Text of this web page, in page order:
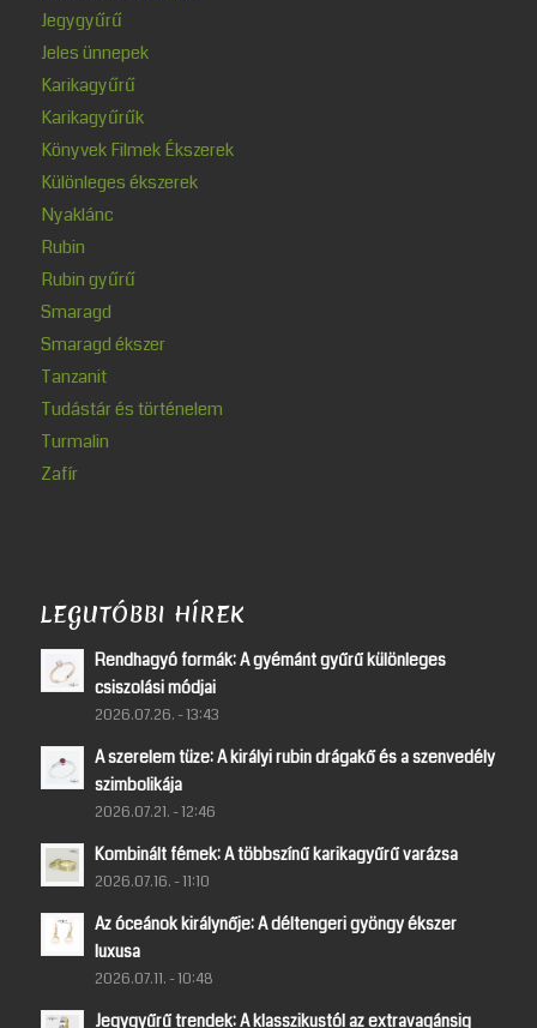
Jegygyűrű
Jeles ünnepek
Karikagyűrű
Karikagyűrűk
Könyvek Filmek Ékszerek
Különleges ékszerek
Nyaklánc
Rubin
Rubin gyűrű
Smaragd
Smaragd ékszer
Tanzanit
Tudástár és történelem
Turmalin
Zafír
LEGUTÓBBI HÍREK
Rendhagyó formák: A gyémánt gyűrű különleges
csiszolási módjai
2026.07.26. - 13:43
A szerelem tüze: A királyi rubin drágakő és a szenvedély
szimbolikája
2026.07.21. - 12:46
Kombinált fémek: A többszínű karikagyűrű varázsa
2026.07.16. - 11:10
Az óceánok királynője: A déltengeri gyöngy ékszer
luxusa
2026.07.11. - 10:48
Jegygyűrű trendek: A klasszikustól az extravagánsig